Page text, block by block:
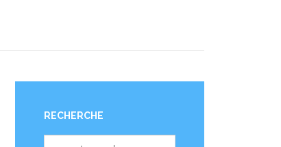
RECHERCHE